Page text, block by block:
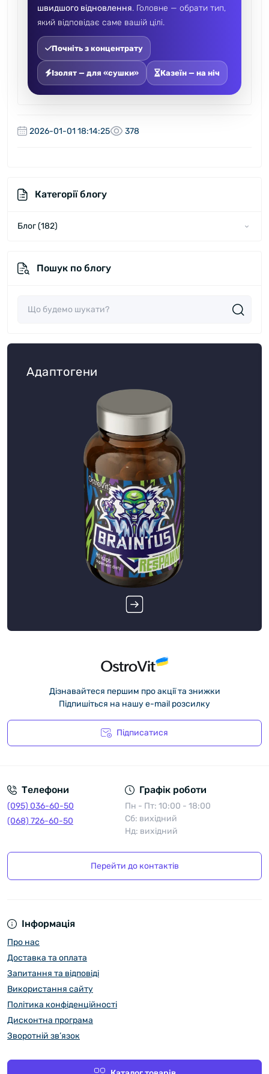
швидшого відновлення. Головне — обрати тип,
який відповідає саме вашій цілі.
Почніть з концентрату
Ізолят — для «сушки» Казеїн — на ніч
2026-01-01 18:14:25 378
Категорії блогу
Блог (182)
Пошук по блогу
Адаптогени
Дізнавайтеся першим про акції та знижки
Підпишіться на нашу e-mail розсилку
Підписатися
Телефони
(095) 036-60-50
(068) 726-60-50
Графік роботи
Пн - Пт: 10:00 - 18:00
Сб: вихідний
Нд: вихідний
Перейти до контактів
Інформація
Про нас
Доставка та оплата
Запитання та відповіді
Використання сайту
Політика конфіденційності
Дисконтна програма
Зворотній зв’язок